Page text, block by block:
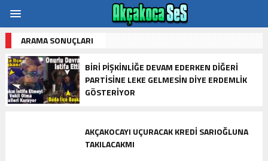
ARAMA SONUÇLARI
BIRI PIŞKINLIĞE DEVAM EDERKEN DIĞERI
PARTISINE LEKE GELMESIN DIYE ERDEMLIK
GÖSTERIYOR
AKÇAKOCAYI UÇURACAK KREDI SARIOĞLUNA
TAKILACAKMI